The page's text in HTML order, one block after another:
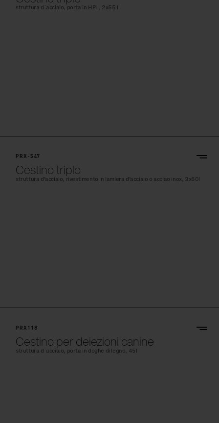
struttura d´acciaio, porta in HPL, 2x55 l
PRX-547
Cestino triplo
struttura d’acciaio, rivestimento in lamiera d’acciaio o acciao inox, 3x60l
PRX118
Cestino per deiezioni canine
struttura d´acciaio, porta in doghe di legno, 45l